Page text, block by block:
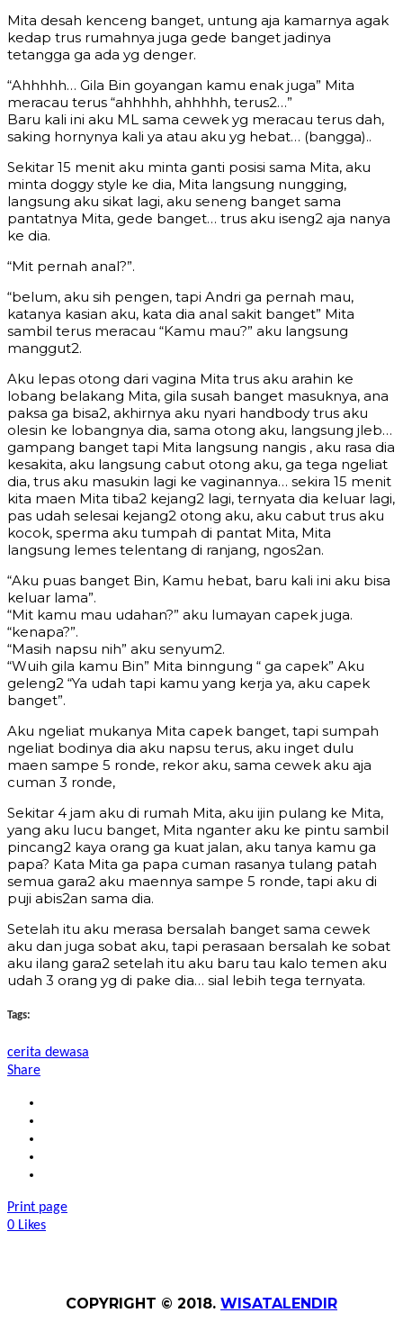
Mita desah kenceng banget, untung aja kamarnya agak
kedap trus rumahnya juga gede banget jadinya
tetangga ga ada yg denger.
“Ahhhhh… Gila Bin goyangan kamu enak juga” Mita
meracau terus “ahhhhh, ahhhhh, terus2…”
Baru kali ini aku ML sama cewek yg meracau terus dah,
saking hornynya kali ya atau aku yg hebat… (bangga)..
Sekitar 15 menit aku minta ganti posisi sama Mita, aku
minta doggy style ke dia, Mita langsung nungging,
langsung aku sikat lagi, aku seneng banget sama
pantatnya Mita, gede banget… trus aku iseng2 aja nanya
ke dia.
“Mit pernah anal?”.
“belum, aku sih pengen, tapi Andri ga pernah mau,
katanya kasian aku, kata dia anal sakit banget” Mita
sambil terus meracau “Kamu mau?” aku langsung
manggut2.
Aku lepas otong dari vagina Mita trus aku arahin ke
lobang belakang Mita, gila susah banget masuknya, ana
paksa ga bisa2, akhirnya aku nyari handbody trus aku
olesin ke lobangnya dia, sama otong aku, langsung jleb…
gampang banget tapi Mita langsung nangis , aku rasa dia
kesakita, aku langsung cabut otong aku, ga tega ngeliat
dia, trus aku masukin lagi ke vaginannya… sekira 15 menit
kita maen Mita tiba2 kejang2 lagi, ternyata dia keluar lagi,
pas udah selesai kejang2 otong aku, aku cabut trus aku
kocok, sperma aku tumpah di pantat Mita, Mita
langsung lemes telentang di ranjang, ngos2an.
“Aku puas banget Bin, Kamu hebat, baru kali ini aku bisa
keluar lama”.
“Mit kamu mau udahan?” aku lumayan capek juga.
“kenapa?”.
“Masih napsu nih” aku senyum2.
“Wuih gila kamu Bin” Mita binngung “ ga capek” Aku
geleng2 “Ya udah tapi kamu yang kerja ya, aku capek
banget”.
Aku ngeliat mukanya Mita capek banget, tapi sumpah
ngeliat bodinya dia aku napsu terus, aku inget dulu
maen sampe 5 ronde, rekor aku, sama cewek aku aja
cuman 3 ronde,
Sekitar 4 jam aku di rumah Mita, aku ijin pulang ke Mita,
yang aku lucu banget, Mita nganter aku ke pintu sambil
pincang2 kaya orang ga kuat jalan, aku tanya kamu ga
papa? Kata Mita ga papa cuman rasanya tulang patah
semua gara2 aku maennya sampe 5 ronde, tapi aku di
puji abis2an sama dia.
Setelah itu aku merasa bersalah banget sama cewek
aku dan juga sobat aku, tapi perasaan bersalah ke sobat
aku ilang gara2 setelah itu aku baru tau kalo temen aku
udah 3 orang yg di pake dia… sial lebih tega ternyata.
Tags:
cerita dewasa
Share
Print page
0 Likes
COPYRIGHT © 2018. WISATALENDIR